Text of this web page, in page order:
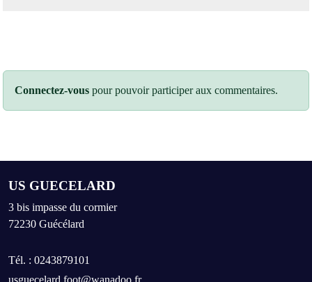
Connectez-vous pour pouvoir participer aux commentaires.
US GUECELARD
3 bis impasse du cormier
72230 Guécélard
Tél. : 0243879101
usguecelard.foot@wanadoo.fr